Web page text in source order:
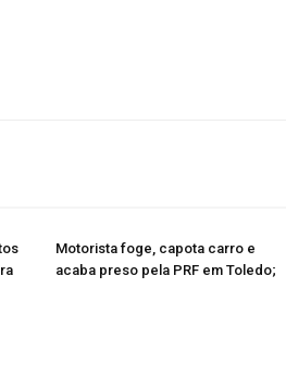
Motorista foge, capota carro e
acaba preso pela PRF em Toledo;